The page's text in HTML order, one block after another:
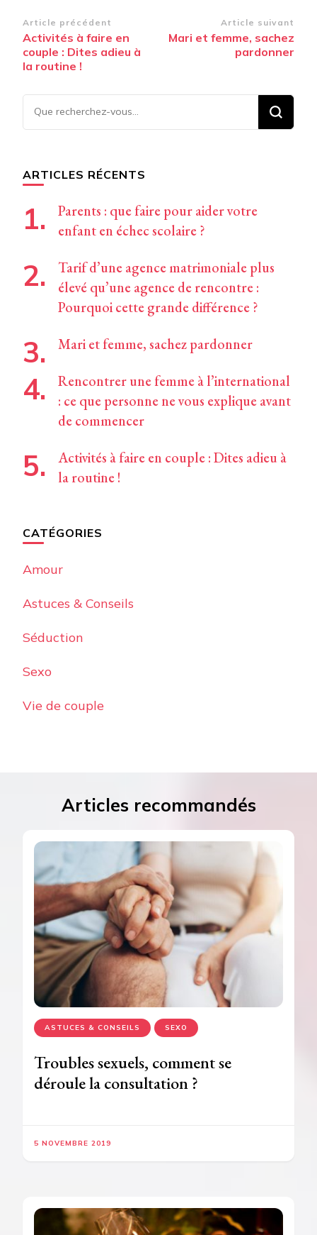
Navigation
d’article
Article précédent
Activités à faire en
couple : Dites adieu à
la routine !
Article suivant
Mari et femme, sachez
pardonner
Vous
recherchiez
ARTICLES RÉCENTS
Parents : que faire pour aider votre
enfant en échec scolaire ?
Tarif d’une agence matrimoniale plus
élevé qu’une agence de rencontre :
Pourquoi cette grande différence ?
Mari et femme, sachez pardonner
Rencontrer une femme à l’international
: ce que personne ne vous explique avant
de commencer
Activités à faire en couple : Dites adieu à
la routine !
CATÉGORIES
Amour
Astuces & Conseils
Séduction
Sexo
Vie de couple
Articles recommandés
ASTUCES & CONSEILS SEXO
Troubles sexuels, comment se
déroule la consultation ?
5 NOVEMBRE 2019